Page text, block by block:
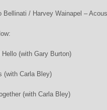
Bellinati / Harvey Wainapel –
Hello (with Gary Burton)
(with Carla Bley)
(with Carla Bley)